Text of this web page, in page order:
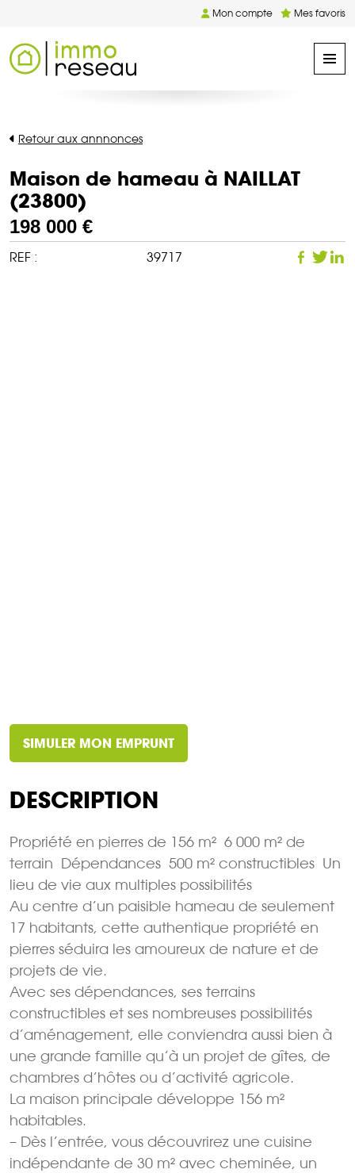
Mon compte Mes favoris
Retour aux annnonces
Maison de hameau à NAILLAT
(23800)
198 000 €
REF : 39717
SIMULER MON EMPRUNT
DESCRIPTION
Propriété en pierres de 156 m²  6 000 m² de
terrain  Dépendances  500 m² constructibles  Un
lieu de vie aux multiples possibilités
Au centre d’un paisible hameau de seulement
17 habitants, cette authentique propriété en
pierres séduira les amoureux de nature et de
projets de vie.
Avec ses dépendances, ses terrains
constructibles et ses nombreuses possibilités
d’aménagement, elle conviendra aussi bien à
une grande famille qu’à un projet de gîtes, de
chambres d’hôtes ou d’activité agricole.
La maison principale développe 156 m²
habitables.
– Dès l’entrée, vous découvrirez une cuisine
indépendante de 30 m² avec cheminée, un